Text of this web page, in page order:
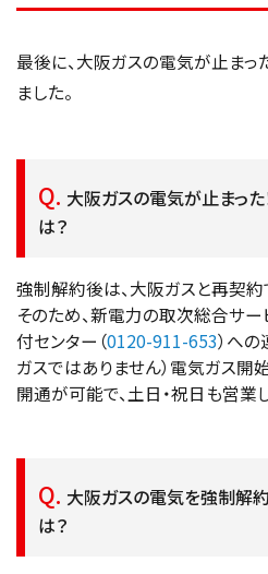
最後に、大阪ガスの電気が止まっ
ました。
大阪ガスの電気が止まっ
は？
強制解約後は、大阪ガスと再契
そのため、新電力の取次総合サ
付センター（0120-911-653）へ
ガスではありません）電気ガス開
開通が可能で、土日・祝日も営業
大阪ガスの電気を強制解
は？